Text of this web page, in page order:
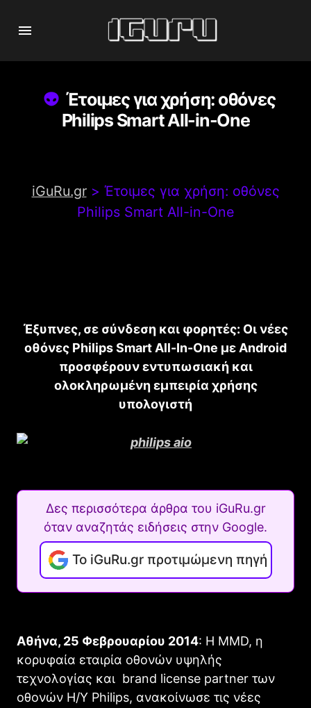
Έτοιμες για χρήση: οθόνες
Philips Smart All-in-One
iGuRu.gr> Έτοιμες για χρήση: οθόνες
Philips Smart All-in-One
Έξυπνες, σε σύνδεση και φορητές: Οι νέες
οθόνες Philips Smart All-In-One με Android
προσφέρουν εντυπωσιακή και
ολοκληρωμένη εμπειρία χρήσης
υπολογιστή
Δες περισσότερα άρθρα του iGuRu.gr
όταν αναζητάς ειδήσεις στην Google.
Το iGuRu.gr προτιμώμενη πηγή
Αθήνα, 25 Φεβρουαρίου 2014: Η MMD, η
κορυφαία εταιρία οθονών υψηλής
τεχνολογίας και brand license partner των
οθονών Η/Υ Philips, ανακοίνωσε τις νέες